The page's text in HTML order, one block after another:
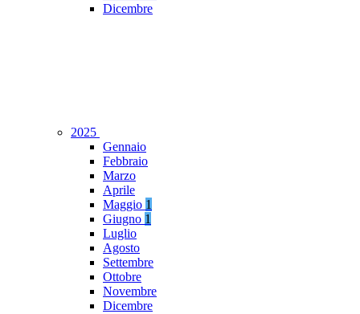
Dicembre
2025
Gennaio
Febbraio
Marzo
Aprile
Maggio 1
Giugno 1
Luglio
Agosto
Settembre
Ottobre
Novembre
Dicembre